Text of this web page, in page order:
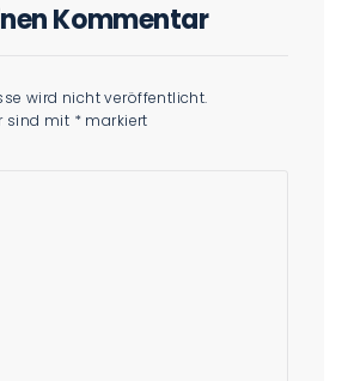
Kommentar
wird nicht veröffentlicht.
sind mit * markiert